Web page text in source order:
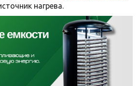
нагрева.